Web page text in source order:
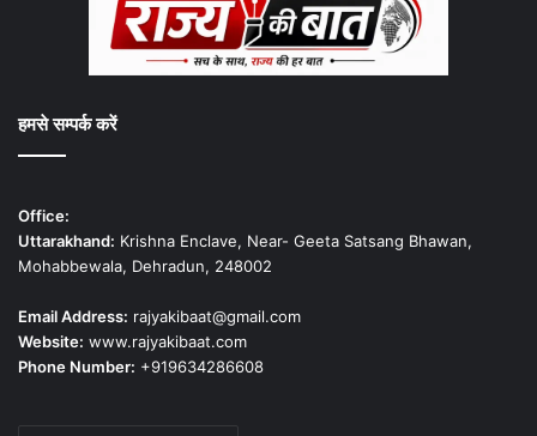
हमसे सम्पर्क करें
Office:
Uttarakhand: Krishna Enclave, Near- Geeta Satsang Bhawan,
Mohabbewala, Dehradun, 248002
Email Address: rajyakibaat@gmail.com
Website: www.rajyakibaat.com
Phone Number: +919634286608